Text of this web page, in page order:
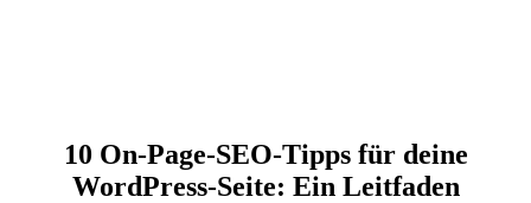
10 On-Page-SEO-Tipps für deine
WordPress-Seite: Ein Leitfaden